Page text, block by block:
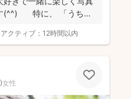
(^^) 特に、 「うち
クティブ： 12時間以内
)女性